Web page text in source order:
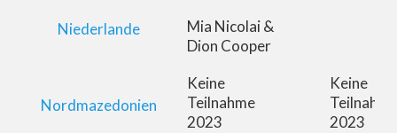
Niederlande
Mia Nicolai &
Dion Cooper
Nordmazedonien
Keine
Teilnahme
2023
Keine
Teilnahme
2023